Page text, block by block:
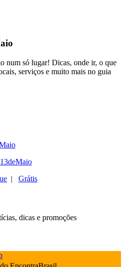
num só lugar! Dicas, onde ir, o que
serviços e muito mais no guia
| Grátis
dicas e promoções